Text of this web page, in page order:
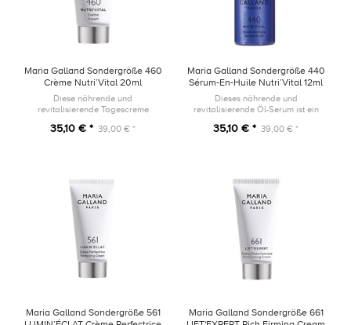
Maria Galland Sondergröße 460
Crème Nutri’Vital 20ml
Diese nährende und
revitalisierende Tagescreme
weichen und reichhaltigen Textur.
35,10 € * 39,00 € *
Maria Galland Sondergröße 440
Sérum-En-Huile Nutri’Vital 12ml
Dieses nährende und
revitalisierende Öl-Serum ist ein
trockenem, seidigem Finish für
35,10 € * 39,00 € *
Maria Galland Sondergröße 561
Maria Galland Sondergröße 661